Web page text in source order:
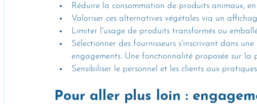
Réduire la consommation de produits animaux,
Valoriser ces alternatives végétales via un
Limiter l'usage de produits transformés ou
Sélectionner des fournisseurs s'inscrivant dans une
engagements. Une fonctionnalité proposée sur la
Sensibiliser le personnel et les clients aux
Pour aller plus loin :